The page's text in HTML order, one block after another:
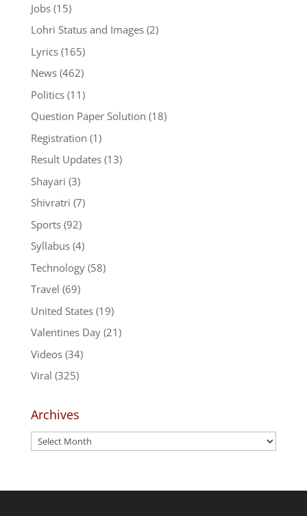
Jobs(15)
Lohri Status and Images(2)
Lyrics(165)
News(462)
Politics(11)
Question Paper Solution (18)
Registration (1)
Result Updates(13)
Shayari (3)
Shivratri (7)
Sports(92)
Syllabus(4)
Technology(58)
Travel (69)
United States(19)
Valentines Day(21)
Videos(34)
Viral (325)
Archives
Archives